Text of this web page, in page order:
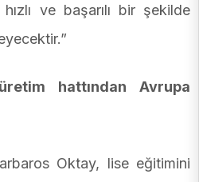
ve başarılı bir şekilde
hattından Avrupa
Oktay, lise eğitimini